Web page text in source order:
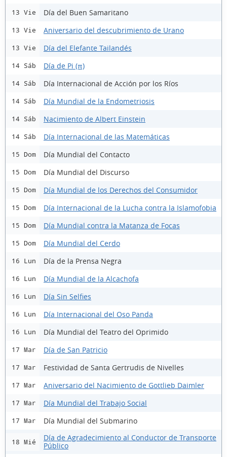
13 Vie Día del Buen Samaritano
13 Vie Aniversario del descubrimiento de Urano
13 Vie Día del Elefante Tailandés
14 Sáb Día de Pi (π)
14 Sáb Día Internacional de Acción por los Ríos
14 Sáb Día Mundial de la Endometriosis
14 Sáb Nacimiento de Albert Einstein
14 Sáb Día Internacional de las Matemáticas
15 Dom Día Mundial del Contacto
15 Dom Día Mundial del Discurso
15 Dom Día Mundial de los Derechos del Consumidor
15 Dom Día Internacional de la Lucha contra la Islamofobia
15 Dom Día Mundial contra la Matanza de Focas
15 Dom Día Mundial del Cerdo
16 Lun Día de la Prensa Negra
16 Lun Día Mundial de la Alcachofa
16 Lun Día Sin Selfies
16 Lun Día Internacional del Oso Panda
16 Lun Día Mundial del Teatro del Oprimido
17 Mar Día de San Patricio
17 Mar Festividad de Santa Gertrudis de Nivelles
17 Mar Aniversario del Nacimiento de Gottlieb Daimler
17 Mar Día Mundial del Trabajo Social
17 Mar Día Mundial del Submarino
18 Mié
Día de Agradecimiento al Conductor de Transporte
Público